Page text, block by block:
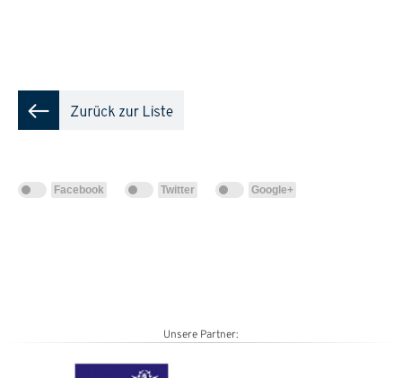
Facebook Twitter Google+
Unsere Partner: